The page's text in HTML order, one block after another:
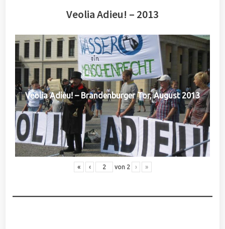
Veolia Adieu! – 2013
Veolia Adieu! – Brandenburger Tor, August 2013
« ‹ von 2 › »